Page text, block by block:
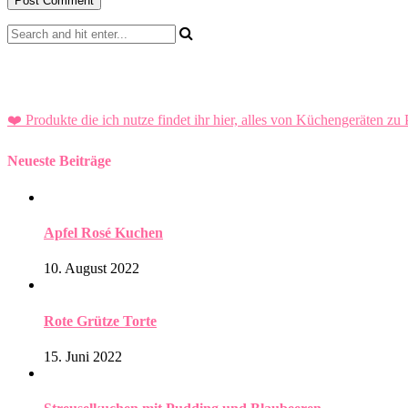
❤️ Produkte die ich nutze findet ihr hier, alles von Küchengeräten zu
Neueste Beiträge
Apfel Rosé Kuchen
10. August 2022
Rote Grütze Torte
15. Juni 2022